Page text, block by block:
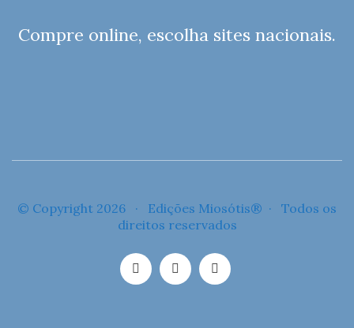
Compre online, escolha sites nacionais.
© Copyright 2026 · Edições Miosótis® · Todos os
direitos reservados